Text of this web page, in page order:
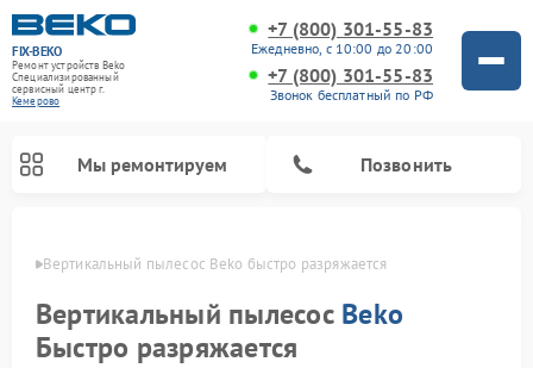
FIX-BEKO
Ремонт устройств Beko
Специализированный
cервисный центр г.
Кемерово
+7 (800) 301-55-83
Ежедневно, с 10:00 до 20:00
+7 (800) 301-55-83
Звонок бесплатный по РФ
Мы ремонтируем Позвонить
Вертикальный пылесос Beko быстро разряжается
Вертикальный пылесос Beko
Быстро разряжается